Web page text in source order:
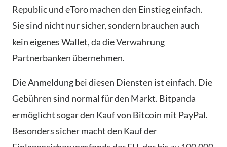
Republic und eToro machen den Einstieg einfach.
Sie sind nicht nur sicher, sondern brauchen auch
kein eigenes Wallet, da die Verwahrung
Partnerbanken übernehmen.
Die Anmeldung bei diesen Diensten ist einfach. Die
Gebühren sind normal für den Markt. Bitpanda
ermöglicht sogar den Kauf von Bitcoin mit PayPal.
Besonders sicher macht den Kauf der